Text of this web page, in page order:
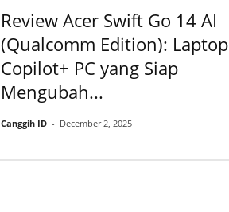
Review Acer Swift Go 14 AI
(Qualcomm Edition): Laptop
Copilot+ PC yang Siap
Mengubah...
Canggih ID - December 2, 2025